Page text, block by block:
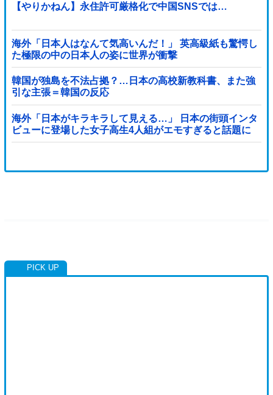
【やりかねん】永住許可厳格化で中国SNSでは…
海外「日本人はなんて気高いんだ！」 英高級紙も驚愕し
た極限の中の日本人の姿に世界が衝撃
韓国が独島を不法占拠？…日本の高校新教科書、また強
引な主張＝韓国の反応
海外「日本がキラキラして見える…」 日本の街頭インタ
ビューに登場した女子高生4人組がエモすぎると話題に